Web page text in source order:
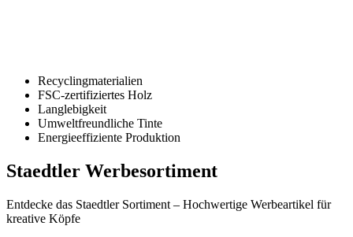
Recyclingmaterialien
FSC-zertifiziertes Holz
Langlebigkeit
Umweltfreundliche Tinte
Energieeffiziente Produktion
Staedtler Werbesortiment
Entdecke das Staedtler Sortiment – Hochwertige Werbeartikel für
kreative Köpfe